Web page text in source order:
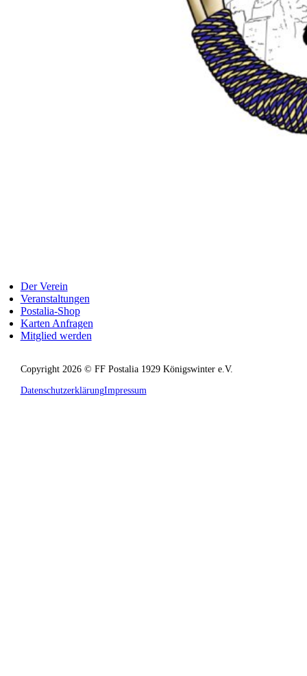
Der Verein
Veranstaltungen
Postalia-Shop
Karten Anfragen
Mitglied werden
Copyright 2026 © FF Postalia 1929 Königswinter e.V.
DatenschutzerklärungImpressum